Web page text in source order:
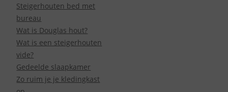
Steigerhouten bed met
bureau
Wat is Douglas hout?
Wat is een steigerhouten
vide?
Gedeelde slaapkamer
Zo ruim je je kledingkast